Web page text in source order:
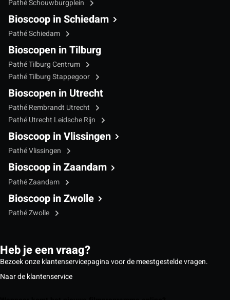
Pathé Schouwburgplein
Bioscoop in Schiedam
Pathé Schiedam
Bioscopen in Tilburg
Pathé Tilburg Centrum
Pathé Tilburg Stappegoor
Bioscopen in Utrecht
Pathé Rembrandt Utrecht
Pathé Utrecht Leidsche Rijn
Bioscoop in Vlissingen
Pathé Vlissingen
Bioscoop in Zaandam
Pathé Zaandam
Bioscoop in Zwolle
Pathé Zwolle
Heb je een vraag?
Bezoek onze klantenservicepagina voor de meestgestelde vragen.
Naar de klantenservice